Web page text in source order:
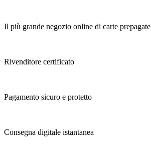
Il più grande negozio online di carte prepagate
Rivenditore certificato
Pagamento sicuro e protetto
Consegna digitale istantanea